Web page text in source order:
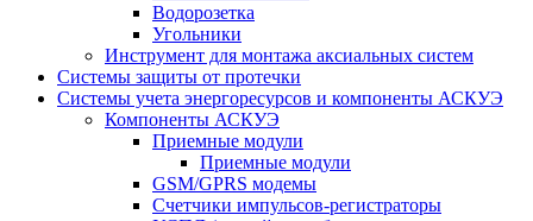
Водорозетка
Угольники
Инструмент для монтажа аксиальных систем
Системы защиты от протечки
Системы учета энергоресурсов и компоненты АСКУЭ
Компоненты АСКУЭ
Приемные модули
Приемные модули
GSM/GPRS модемы
Счетчики импульсов-регистраторы